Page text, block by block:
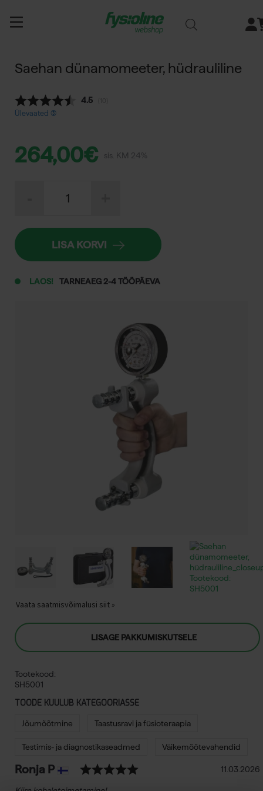
sisältöön
Saehan dünamomeeter, hüdrauliline
Keskmine hinnang:
4.5
Ülevaated (
264,00€ sis. KM 24%
LAOS! TARNEAEG 2-4 TÖÖPÄEVA
dünamomeeter,
LISA KORVI
Vaata saatmisvõimalusi siit »
LISAGE PAKKUMISKUTSELE
Tootekood:
SH5001
TOODE KUULUB KATEGOORIASSE
Jõumõõtmine Taastusravi ja füsioteraapia
Testimis- ja diagnostikaseadmed Väikemõõtevahendid
Tunnustus
Autor:
Ronja P Hinnang: 5.0 kokku 5
Kuupäev:
11.03.2026